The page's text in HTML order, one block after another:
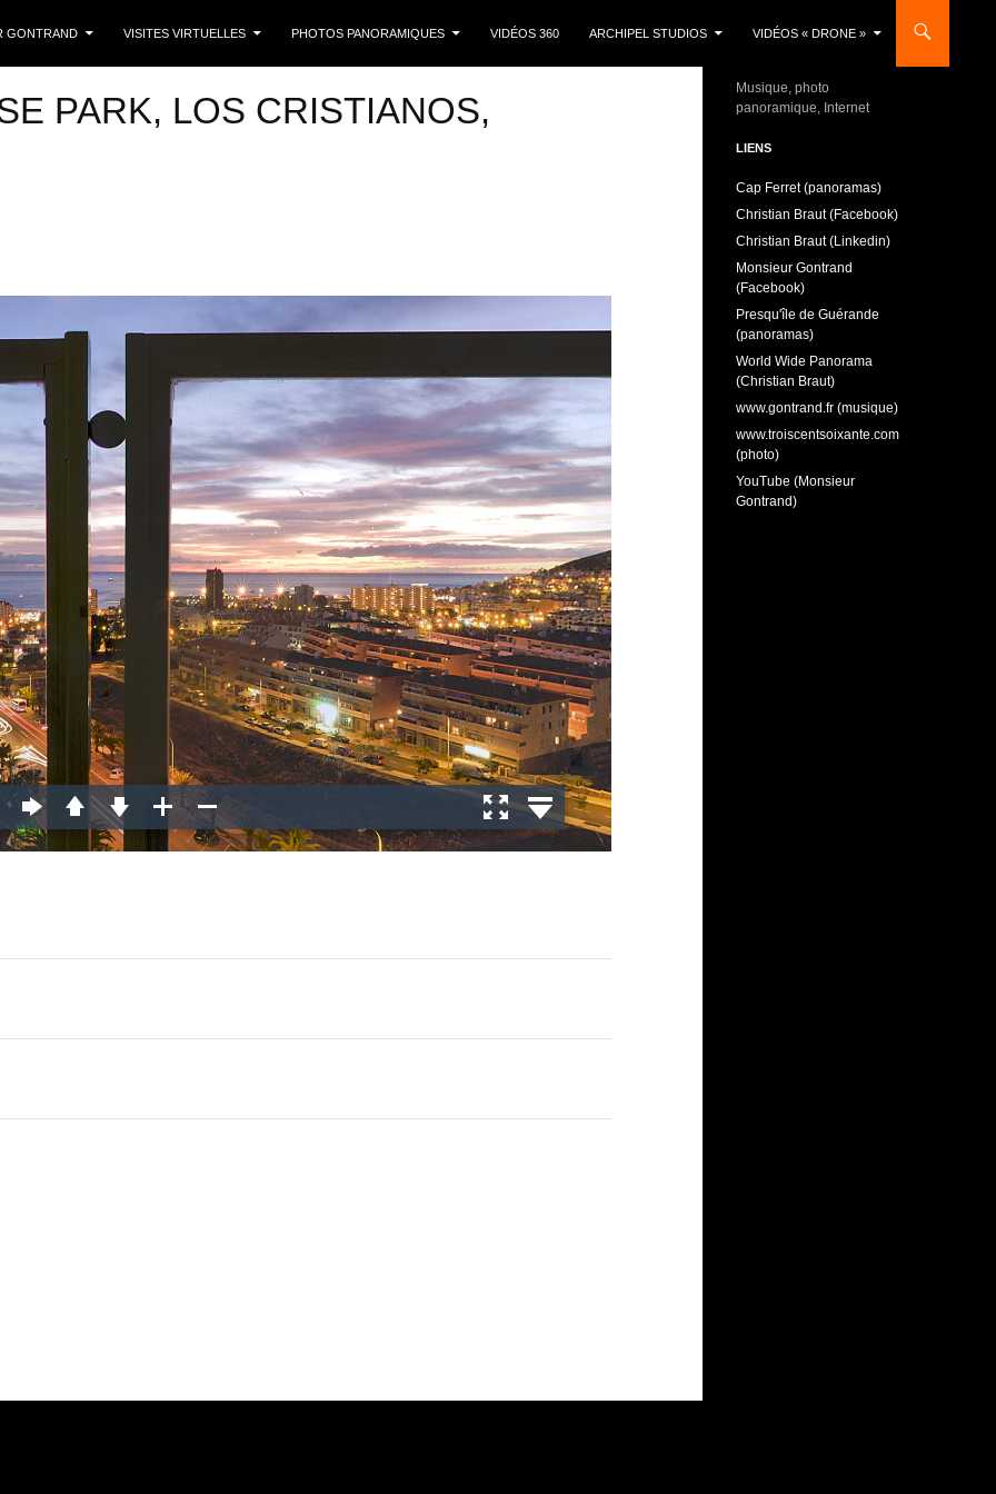
GONTRAND
VISITES VIRTUELLES PHOTOS PANORAMIQUES VIDÉOS 360 ARCHIPEL STUDIOS VIDÉOS « DRONE »
PARK, LOS CRISTIANOS,
Musique, photo
panoramique, Internet
LIENS
Cap Ferret (panoramas)
Christian Braut (Facebook)
Christian Braut (Linkedin)
Monsieur Gontrand
(Facebook)
Presqu'île de Guérande
(panoramas)
World Wide Panorama
(Christian Braut)
www.gontrand.fr (musique)
www.troiscentsoixante.com
(photo)
YouTube (Monsieur
Gontrand)